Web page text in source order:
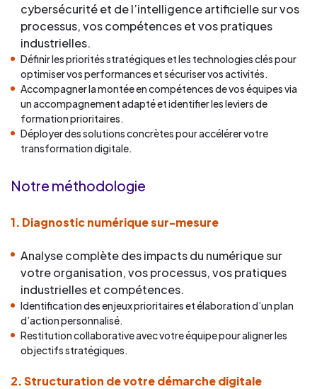
cybersécurité et de l’intelligence artificielle sur vos
processus, vos compétences et vos pratiques
industrielles.
Définir les priorités stratégiques et les technologies clés pour
optimiser vos performances et sécuriser vos activités.
Accompagner la montée en compétences de vos équipes via
un accompagnement adapté et identifier les leviers de
formation prioritaires.
Déployer des solutions concrètes pour accélérer votre
transformation digitale.
Notre méthodologie
1. Diagnostic numérique sur-mesure
Analyse complète des impacts du numérique sur
votre organisation, vos processus, vos pratiques
industrielles et compétences.
Identification des enjeux prioritaires et élaboration d’un plan
d’action personnalisé.
Restitution collaborative avec votre équipe pour aligner les
objectifs stratégiques.
2. Structuration de votre démarche digitale